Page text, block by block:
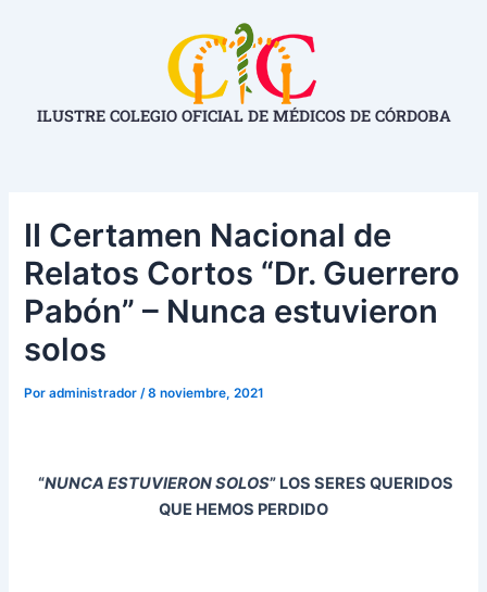
ILUSTRE COLEGIO OFICIAL DE MÉDICOS DE CÓRDOBA
II Certamen Nacional de
Relatos Cortos “Dr. Guerrero
Pabón” – Nunca estuvieron
solos
Poradministrador /8 noviembre, 2021
“NUNCA ESTUVIERON SOLOS” LOS SERES QUERIDOS
QUE HEMOS PERDIDO